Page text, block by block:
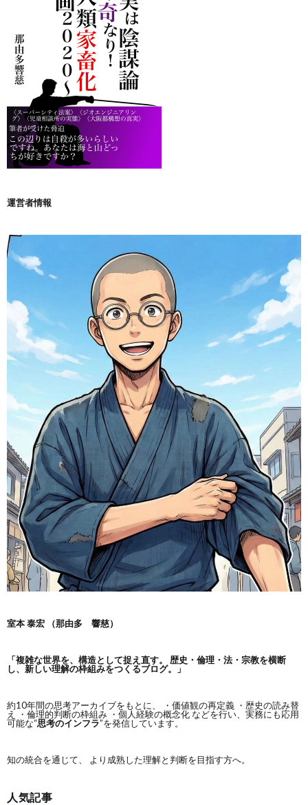
運営者情報
室本 泰宏 （那由多 響慈）
「複雑な世界を、構造として捉え直す。
歴史・倫理・法・宗教を横断
し、新しい理解の枠組みをつくるブログ。」
約10年間の思考アーカイブをもとに、 ・価値観の再定義 ・歴史の読み替
え ・倫理的判断の枠組み ・個人経験の概念化 などを行い、実務にも応用
可能な“思考のインフラ”を発信しています。
知の統合を通じて、 より成熟した理解と判断を目指す方へ。
人気記事